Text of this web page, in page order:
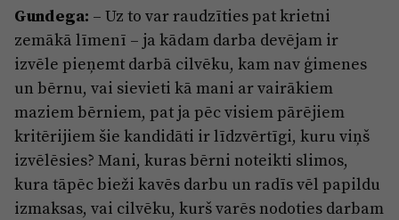
Gundega: – Uz to var raudzīties pat krietni
zemākā līmenī – ja kādam darba devējam ir
izvēle pieņemt darbā cilvēku, kam nav ģimenes
un bērnu, vai sievieti kā mani ar vairākiem
maziem bērniem, pat ja pēc visiem pārējiem
kritērijiem šie kandidāti ir līdzvērtīgi, kuru viņš
izvēlēsies? Mani, kuras bērni noteikti slimos,
kura tāpēc bieži kavēs darbu un radīs vēl papildu
izmaksas, vai cilvēku, kurš varēs nodoties darbam